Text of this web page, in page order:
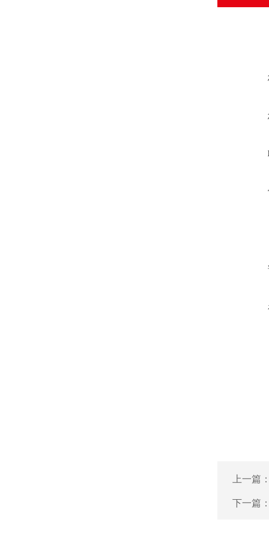
上一篇
下一篇